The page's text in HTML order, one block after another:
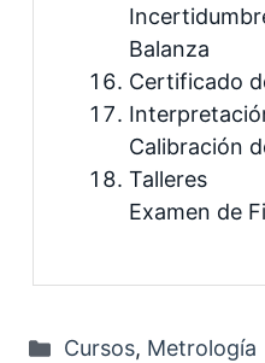
Balanza
Certificado
Calibración
Talleres
Examen de
Categorías
Cursos, Metrología